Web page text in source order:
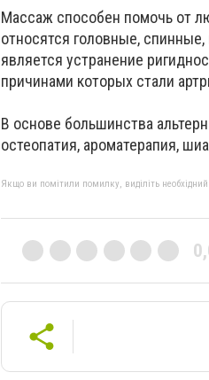
Массаж способен помочь от
относятся головные,
является устранение
причинами которых стали
В основе большинства
остеопатия, ароматерапия,
Якщо ви помітили помилку, виділіть